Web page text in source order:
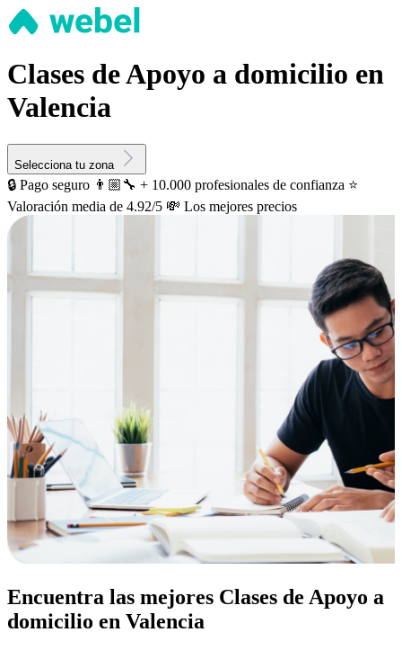
Clases de Apoyo a domicilio en
Valencia
Selecciona tu zona
🔒 Pago seguro 👨🏼‍🔧 + 10.000 profesionales de confianza ⭐️
Valoración media de 4.92/5 💸 Los mejores precios
Encuentra las mejores Clases de Apoyo a
domicilio en Valencia